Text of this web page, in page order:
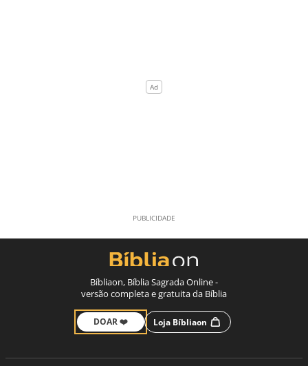
Bíbliaon, Bíblia Sagrada Online -
versão completa e gratuita da Bíblia
DOAR ❤️ Loja Bíbliaon